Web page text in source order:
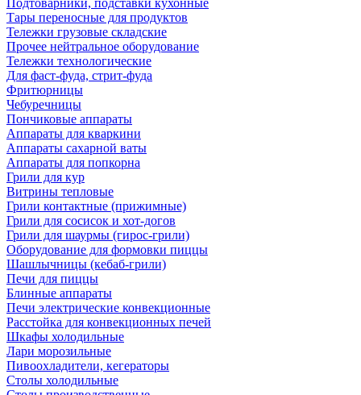
Подтоварники, подставки кухонные
Тары переносные для продуктов
Тележки грузовые складские
Прочее нейтральное оборудование
Тележки технологические
Для фаст-фуда, стрит-фуда
Фритюрницы
Чебуречницы
Пончиковые аппараты
Аппараты для кваркини
Аппараты сахарной ваты
Аппараты для попкорна
Грили для кур
Витрины тепловые
Грили контактные (прижимные)
Грили для сосисок и хот-догов
Грили для шаурмы (гирос-грили)
Оборудование для формовки пиццы
Шашлычницы (кебаб-грили)
Печи для пиццы
Блинные аппараты
Печи электрические конвекционные
Расстойка для конвекционных печей
Шкафы холодильные
Лари морозильные
Пивоохладители, кегераторы
Столы холодильные